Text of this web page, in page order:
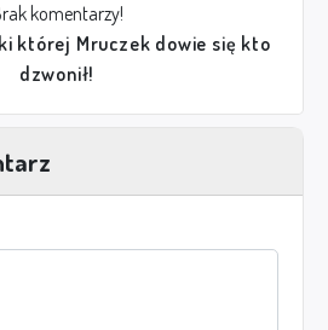
komentarzy!
której Mruczek dowie się kto
dzwonił!